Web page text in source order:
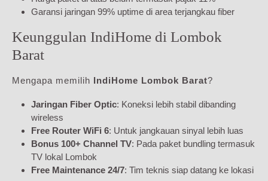
Garansi jaringan 99% uptime di area terjangkau fiber
Keunggulan IndiHome di Lombok
Barat
Mengapa memilih IndiHome Lombok Barat?
Jaringan Fiber Optic: Koneksi lebih stabil dibanding
wireless
Free Router WiFi 6: Untuk jangkauan sinyal lebih luas
Bonus 100+ Channel TV: Pada paket bundling termasuk
TV lokal Lombok
Free Maintenance 24/7: Tim teknis siap datang ke lokasi